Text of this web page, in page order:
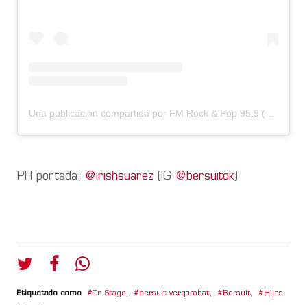
PH portada: @irishsuarez (IG @bersuitok
Etiquetado como On Stage, bersuit vergarabat, Bersuit, Hijos